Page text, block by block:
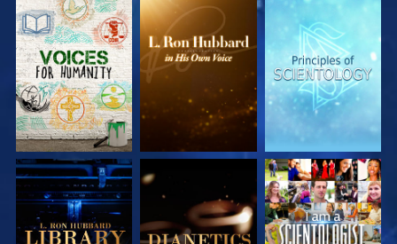
DÉCOUVRIR LES
SÉRIES
DÉCOUVRIR LES
SÉRIES
DÉCOUVRIR LES
SÉRIES
DÉCOUVRIR LES
SÉRIES
DÉCOUVRIR LES
SÉRIES
REGARDER